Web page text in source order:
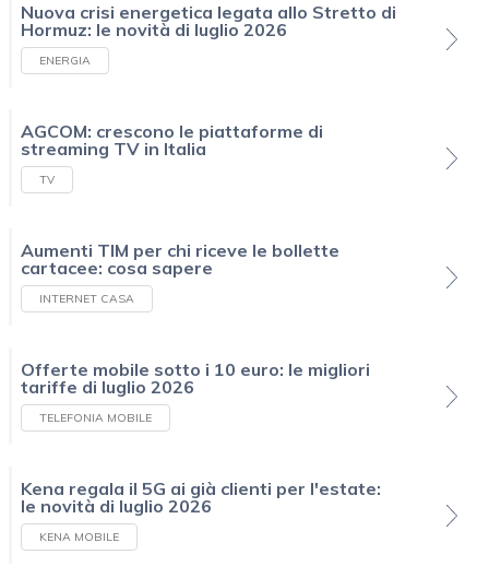
Nuova crisi energetica legata allo Stretto di
Hormuz: le novità di luglio 2026
ENERGIA
AGCOM: crescono le piattaforme di
streaming TV in Italia
TV
Aumenti TIM per chi riceve le bollette
cartacee: cosa sapere
INTERNET CASA
Offerte mobile sotto i 10 euro: le migliori
tariffe di luglio 2026
TELEFONIA MOBILE
Kena regala il 5G ai già clienti per l'estate:
le novità di luglio 2026
KENA MOBILE